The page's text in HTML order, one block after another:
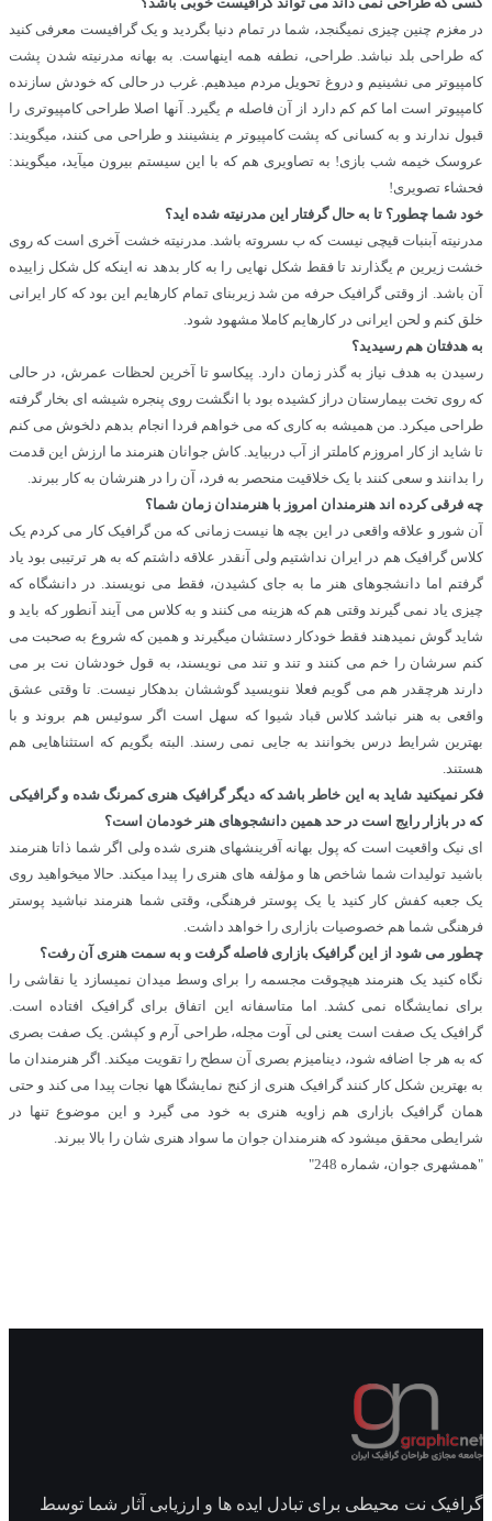
در مغزم چنین چیزی نمیگنجد، شما در تمام دنیا بگردید و یک گرافیست معرفی کنید
که طراحی بلد نباشد. طراحی، نطفه همه اینهاست. به بهانه مدرنیته شدن پشت
کامپیوتر می نشینیم و دروغ تحویل مردم میدهیم. غرب در حالی که خودش سازنده
کامپیوتر است اما کم کم دارد از آن فاصله م یگیرد. آنها اصلا طراحی کامپیوتری را
قبول ندارند و به کسانی که پشت کامپیوتر م ینشینند و طراحی می کنند، میگویند:
عروسک خیمه شب بازی! به تصاویری هم که با این سیستم بیرون میآید، میگویند:
فحشاء تصویری!
خود شما چطور؟ تا به حال گرفتار این مدرنیته شده اید؟
مدرنیته آبنبات قیچى نیست که ب ىسروته باشد. مدرنیته خشت آخرى است که روى
خشت زیرین م یگذارند تا فقط شکل نهایی را به کار بدهد نه اینکه کل شکل زاییده
آن باشد. از وقتی گرافیک حرفه من شد زیربنای تمام کارهایم این بود که کار ایرانی
خلق کنم و لحن ایرانی در کارهایم کاملا مشهود شود.
به هدفتان هم رسیدید؟
رسیدن به هدف نیاز به گذر زمان دارد. پیکاسو تا آخرین لحظات عمرش، در حالی
که روى تخت بیمارستان دراز کشیده بود با انگشت روى پنجره شیشه اى بخار گرفته
طراحى میکرد. من همیشه به کارى که می خواهم فردا انجام بدهم دلخوش می کنم
تا شاید از کار امروزم کاملتر از آب دربیاید. کاش جوانان هنرمند ما ارزش این قدمت
را بدانند و سعی کنند با یک خلاقیت منحصر به فرد، آن را در هنرشان به کار ببرند.
چه فرقی کرده اند هنرمندان امروز با هنرمندان زمان شما؟
آن شور و علاقه واقعی در این بچه ها نیست زمانی که من گرافیک کار می کردم یک
کلاس گرافیک هم در ایران نداشتیم ولی آنقدر علاقه داشتم که به هر ترتیبی بود یاد
گرفتم اما دانشجوهای هنر ما به جای کشیدن، فقط می نویسند. در دانشگاه که
چیزی یاد نمی گیرند وقتی هم که هزینه می کنند و به کلاس می آیند آنطور که باید و
شاید گوش نمیدهند فقط خودکار دستشان میگیرند و همین که شروع به صحبت می
کنم سرشان را خم می کنند و تند و تند می نویسند، به قول خودشان نت بر می
دارند هرچقدر هم می گویم فعلا ننویسید گوششان بدهکار نیست. تا وقتی عشق
واقعی به هنر نباشد کلاس قباد شیوا که سهل است اگر سوئیس هم بروند و با
بهترین شرایط درس بخوانند به جایی نمی رسند. البته بگویم که استثناهایی هم
هستند.
فکر نمیکنید شاید به این خاطر باشد که دیگر گرافیک هنری کمرنگ شده و گرافیکی
که در بازار رایج است در حد همین دانشجوهای هنر خودمان است؟
ای نیک واقعیت است که پول بهانه آفرینشهای هنری شده ولی اگر شما ذاتا هنرمند
باشید تولیدات شما شاخص ها و مؤلفه های هنری را پیدا میکند. حالا میخواهید روی
یک جعبه کفش کار کنید یا یک پوستر فرهنگی، وقتی شما هنرمند نباشید پوستر
فرهنگی شما هم خصوصیات بازاری را خواهد داشت.
چطور می شود از این گرافیک بازاری فاصله گرفت و به سمت هنری آن رفت؟
نگاه کنید یک هنرمند هیچوقت مجسمه را برای وسط میدان نمیسازد یا نقاشی را
برای نمایشگاه نمی کشد. اما متاسفانه این اتفاق برای گرافیک افتاده است.
گرافیک یک صفت است یعنی لی آوت مجله، طراحی آرم و کپشن. یک صفت بصری
که به هر جا اضافه شود، دینامیزم بصری آن سطح را تقویت میکند. اگر هنرمندان ما
به بهترین شکل کار کنند گرافیک هنری از کنج نمایشگا هها نجات پیدا می کند و حتی
همان گرافیک بازاری هم زاویه هنری به خود می گیرد و این موضوع تنها در
شرایطی محقق میشود که هنرمندان جوان ما سواد هنری شان را بالا ببرند.
"همشهری جوان، شماره 248"
گرافیک نت محیطی برای تبادل ایده ها و ارزیابی آثار شما توسط